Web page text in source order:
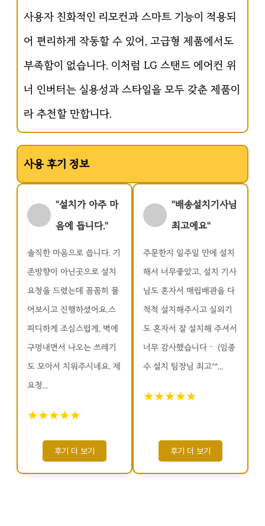
사용자 친화적인 리모컨과 스마트 기능이 적용되
어 편리하게 작동할 수 있어, 고급형 제품에서도
부족함이 없습니다. 이처럼 LG 스탠드 에어컨 위
너 인버터는 실용성과 스타일을 모두 갖춘 제품이
라 추천할 만합니다.
사용 후기 정보
"설치가 아주 마
음에 듭니다."
솔직한 마음으로 씁니다. 기
존방향이 아닌곳으로 설치
요청을 드렸는데 꼼꼼히 물
어보시고 진행하셨어요.스
피디하게 조심스럽게, 벽에
구멍내면서 나오는 쓰레기
도 모아서 치워주시네요. 제
요청...
★★★★★
후기 더 보기
"배송설치기사님
최고에요"
주문한지 일주일 만에 설치
해서 너무좋았고, 설치 기사
님도 혼자서 매립배관을 다
척척 설치해주시고 실외기
도 혼자서 잘 설치해 주셔서
너무 감사했습니다ᆢ (임종
수 설치 팀장님 최고^^...
★★★★★
후기 더 보기